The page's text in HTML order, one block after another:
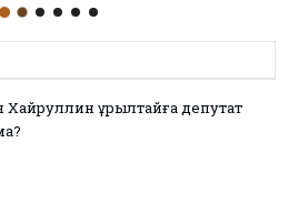
Құрылтайға депутат